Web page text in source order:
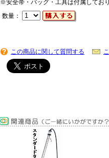
※安全帯・バッグ・工具は付属してお
数量：
この商品に関して質問する